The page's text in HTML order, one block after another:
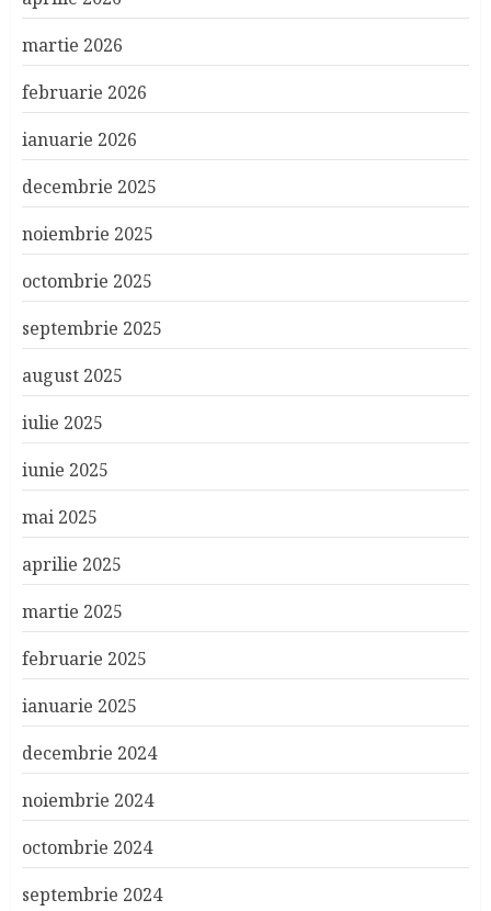
martie 2026
februarie 2026
ianuarie 2026
decembrie 2025
noiembrie 2025
octombrie 2025
septembrie 2025
august 2025
iulie 2025
iunie 2025
mai 2025
aprilie 2025
martie 2025
februarie 2025
ianuarie 2025
decembrie 2024
noiembrie 2024
octombrie 2024
septembrie 2024